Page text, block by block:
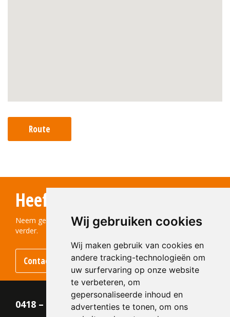
Wij gebruiken cookies
Wij maken gebruik van cookies en
andere tracking-technologieën om
uw surfervaring op onze website
te verbeteren, om
gepersonaliseerde inhoud en
advertenties te tonen, om ons
Route
Heeft u vragen?
Neem gerust contact met ons op! We helpen u graag
verder.
Contact opnemen
0418 – 55 22 21